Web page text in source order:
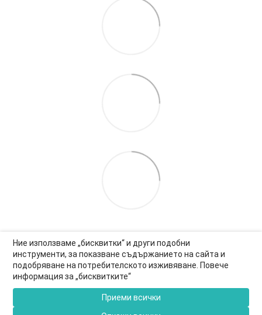
Ние използваме „бисквитки“ и други подобни
инструменти, за показване съдържанието на сайта и
подобряване на потребителското изживяване. Повече
информация за „бисквитките“
Приеми всички
0877-550-990
Информация за връзка